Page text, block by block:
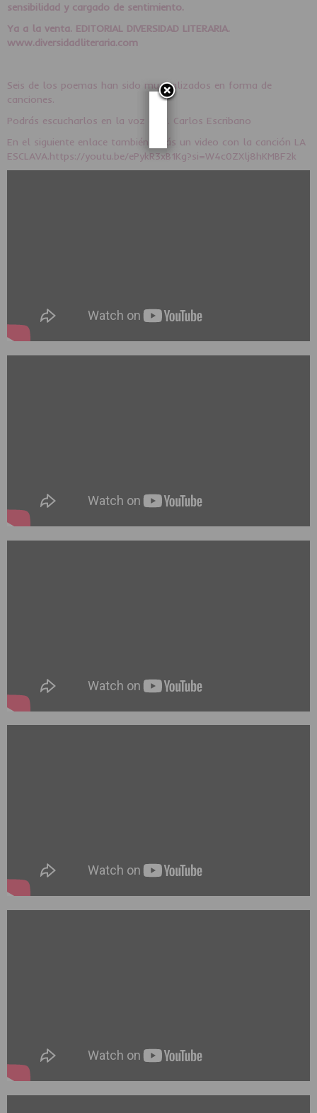
sensibilidad y cargado de sentimiento.
Ya a la venta. EDITORIAL DIVERSIDAD LITERARIA.
www.diversidadliteraria.com
Seis de los poemas han sido musicalizados en forma de
canciones.
Podrás escucharlos en la voz de J. Carlos Escribano
En el siguiente enlace también verás un video con la canción LA
ESCLAVA.https://youtu.be/ePykR3xB1Kg?si=W4c0ZXlj8hKMBF2k